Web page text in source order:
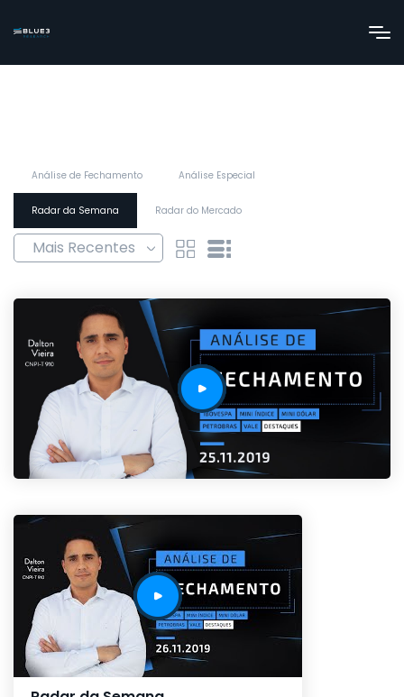
Análise de Fechamento Análise Especial
Radar da Semana Radar do Mercado